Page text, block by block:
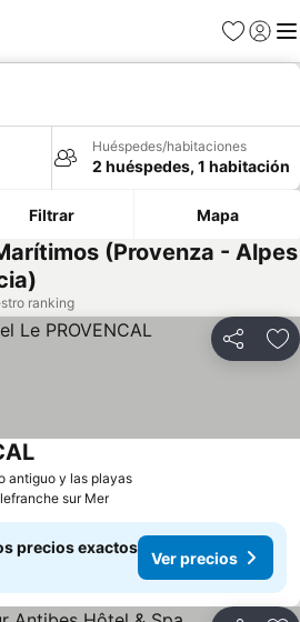
Favoritos
Iniciar
Huéspedes/habitaciones
2 huéspedes, 1 habitación
Filtrar Mapa
(Provenza - Alpes
ranking
Compartir
antiguo y las playas
sur Mer
precios exactos
Ver precios